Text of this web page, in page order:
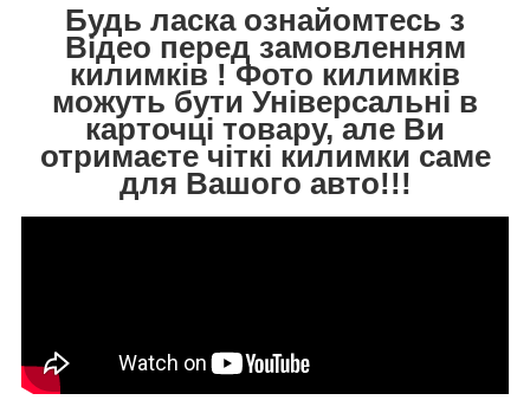
Будь ласка ознайомтесь з
Відео перед замовленням
килимків ! Фото килимків
можуть бути Універсальні в
карточці товару, але Ви
отримаєте чіткі килимки саме
для Вашого авто!!!